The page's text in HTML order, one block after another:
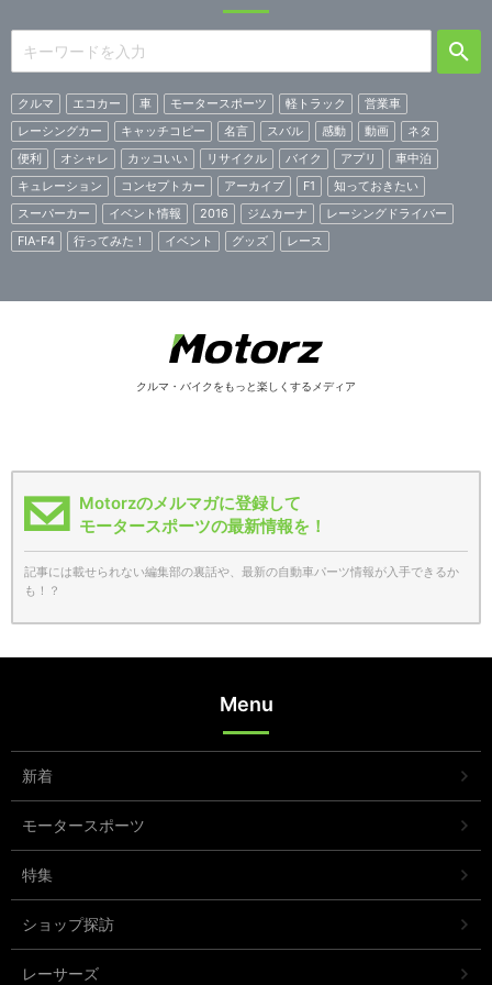
クルマ エコカー 車 モータースポーツ 軽トラック
営業車
レーシングカー
キャッチコピー 名言 スバル 感動 動画
ネタ
便利
オシャレ カッコいい リサイクル バイク アプリ
車中泊
キュレーション
コンセプトカー アーカイブ F1
知っておきたい
スーパーカー
イベント情報 2016 ジムカーナ
レーシングドライバー
FIA-F4
行ってみた！ イベント グッズ レース
クルマ・バイクをもっと楽しくするメディア
Motorzのメルマガに登録して
モータースポーツの最新情報を！
記事には載せられない編集部の裏話や、最新の自動車パーツ情報が入手できるか
も！？
Menu
新着
モータースポーツ
特集
ショップ探訪
レーサーズ